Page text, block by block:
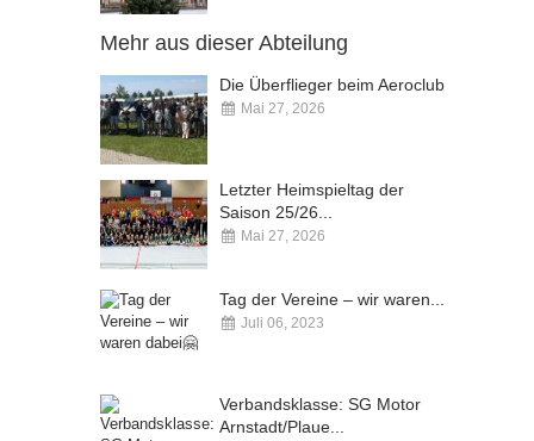
Mehr aus dieser Abteilung
Die Überflieger beim Aeroclub
Mai 27, 2026
Letzter Heimspieltag der
Saison 25/26...
Mai 27, 2026
Tag der Vereine – wir waren...
Juli 06, 2023
Verbandsklasse: SG Motor
Arnstadt/Plaue...